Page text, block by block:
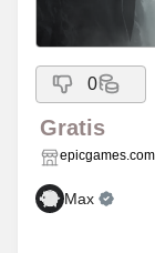
0
Gratis
epicgames.com
Max